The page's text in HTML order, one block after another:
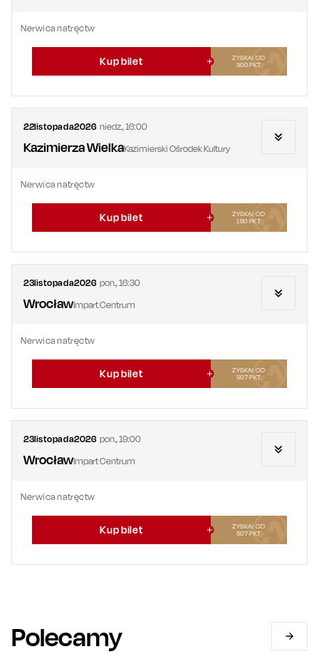
Nerwica natręctw
Kup bilet
ZYSKAJ OD
300PKT
22listopada2026 niedz.,16:00
Kazimierza WielkaKazimierski Ośrodek Kultury
Nerwica natręctw
Kup bilet
ZYSKAJ OD
180 PKT
23listopada2026 pon.,16:30
WrocławImpart Centrum
Nerwica natręctw
Kup bilet
ZYSKAJ OD
507PKT
23listopada2026 pon.,19:00
WrocławImpart Centrum
Nerwica natręctw
Kup bilet
ZYSKAJ OD
507PKT
Polecamy